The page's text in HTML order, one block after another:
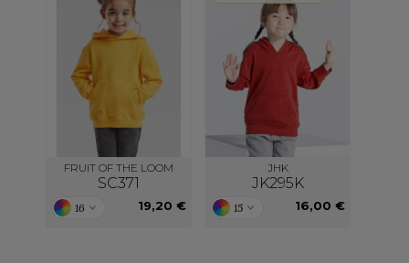
FRUIT OF THE LOOM
SC371
16 19,20 €
JHK
JK295K
15 16,00 €